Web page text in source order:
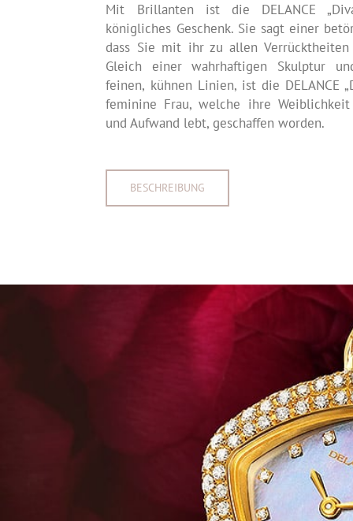
Mit Brillanten ist die DELANCE
königliches Geschenk. Sie sagt einer
dass Sie mit ihr zu allen
Gleich einer wahrhaftigen Skulptur
feinen, kühnen Linien, ist die DELANCE
feminine Frau, welche ihre
und Aufwand lebt, geschaffen worden.
BESCHREIBUNG